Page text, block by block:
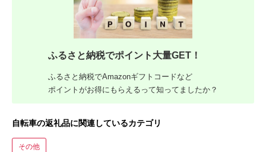
ふるさと納税でポイント大量GET！
ふるさと納税でAmazonギフトコードなど
ポイントがお得にもらえるって知ってましたか？
自転車の返礼品に関連しているカテゴリ
その他